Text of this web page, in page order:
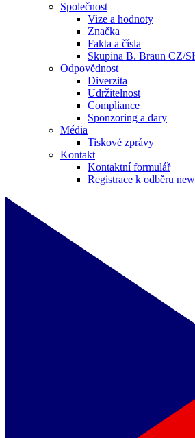
Společnost
Vize a hodnoty
Značka
Fakta a čísla
Skupina B. Braun CZ/
Odpovědnost
Diverzita
Udržitelnost
Compliance
Sponzoring a dary
Média
Tiskové zprávy
Kontakt
Kontaktní formulář
Registrace k odběru